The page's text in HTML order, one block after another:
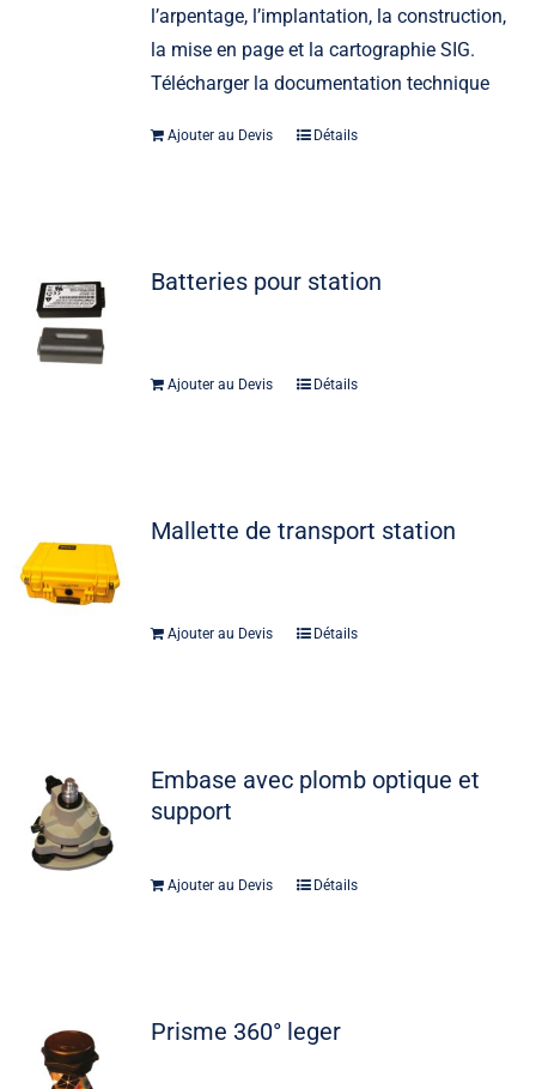
l’arpentage, l’implantation, la construction,
la mise en page et la cartographie SIG.
Télécharger la documentation technique
Ajouter au Devis Détails
Batteries pour station
Ajouter au Devis Détails
Mallette de transport station
Ajouter au Devis Détails
Embase avec plomb optique et
support
Ajouter au Devis Détails
Prisme 360° leger